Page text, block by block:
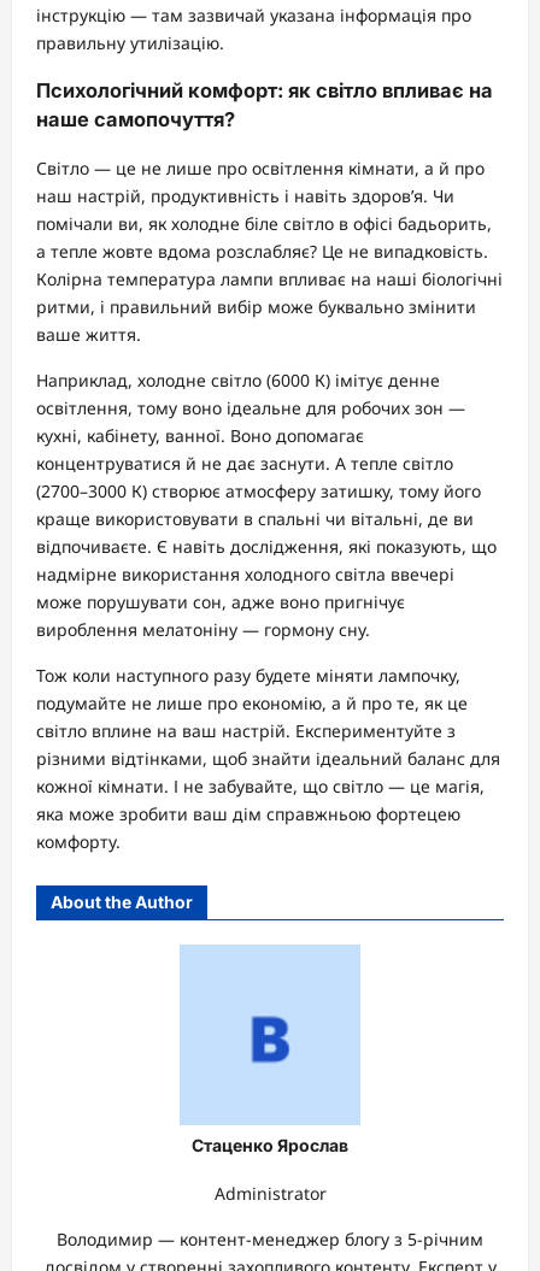
інструкцію — там зазвичай указана інформація про
правильну утилізацію.
Психологічний комфорт: як світло впливає на
наше самопочуття?
Світло — це не лише про освітлення кімнати, а й про
наш настрій, продуктивність і навіть здоров’я. Чи
помічали ви, як холодне біле світло в офісі бадьорить,
а тепле жовте вдома розслабляє? Це не випадковість.
Колірна температура лампи впливає на наші біологічні
ритми, і правильний вибір може буквально змінити
ваше життя.
Наприклад, холодне світло (6000 К) імітує денне
освітлення, тому воно ідеальне для робочих зон —
кухні, кабінету, ванної. Воно допомагає
концентруватися й не дає заснути. А тепле світло
(2700–3000 К) створює атмосферу затишку, тому його
краще використовувати в спальні чи вітальні, де ви
відпочиваєте. Є навіть дослідження, які показують, що
надмірне використання холодного світла ввечері
може порушувати сон, адже воно пригнічує
вироблення мелатоніну — гормону сну.
Тож коли наступного разу будете міняти лампочку,
подумайте не лише про економію, а й про те, як це
світло вплине на ваш настрій. Експериментуйте з
різними відтінками, щоб знайти ідеальний баланс для
кожної кімнати. І не забувайте, що світло — це магія,
яка може зробити ваш дім справжньою фортецею
комфорту.
About the Author
Стаценко Ярослав
Administrator
Володимир — контент-менеджер блогу з 5-річним